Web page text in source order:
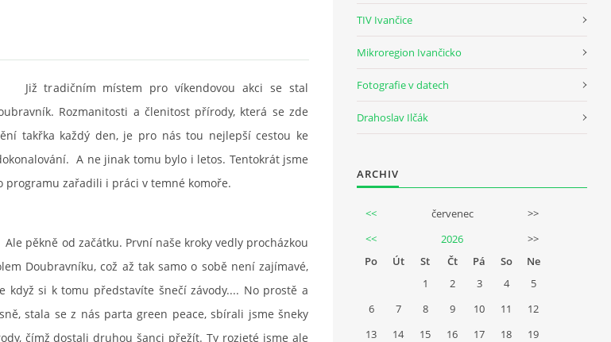
tradičním místem pro víkendovou akci se stal
Rozmanitosti a členitost přírody, která se zde
takřka každý den, je pro nás tou nejlepší cestou ke
A ne jinak tomu bylo i letos. Tentokrát jsme
programu zařadili i práci v temné komoře.
pěkně od začátku. První naše kroky vedly procházkou
Doubravníku, což až tak samo o sobě není zajímavé,
když si k tomu představíte šnečí závody.... No prostě a
stala se z nás parta green peace, sbírali jsme šneky
čímž dostali druhou šanci přežít. Ty rozjeté jsme ale
TIV Ivančice
Mikroregion Ivančicko
Fotografie v datech
Drahoslav Ilčák
ARCHIV
<< červenec
>>
<<
2026
>>
Po
Út St Čt Pá So
Ne
1
2 3 4
5
6
7 8 9 10 11
12
13
14 15 16 17 18
19